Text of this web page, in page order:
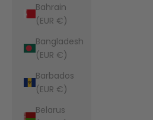
Bahrain
(EUR €)
Bangladesh
(EUR €)
Barbados
(EUR €)
Belarus